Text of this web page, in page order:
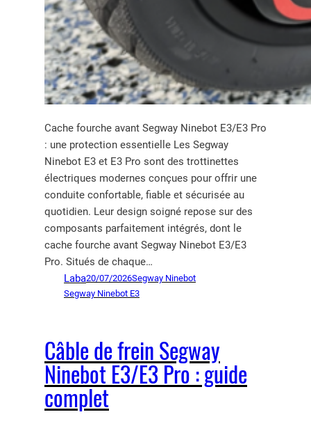
Cache fourche avant Segway Ninebot E3/E3 Pro
: une protection essentielle Les Segway
Ninebot E3 et E3 Pro sont des trottinettes
électriques modernes conçues pour offrir une
conduite confortable, fiable et sécurisée au
quotidien. Leur design soigné repose sur des
composants parfaitement intégrés, dont le
cache fourche avant Segway Ninebot E3/E3
Pro. Situés de chaque…
Laba20/07/2026Segway Ninebot
Segway Ninebot E3
Câble de frein Segway
Ninebot E3/E3 Pro : guide
complet